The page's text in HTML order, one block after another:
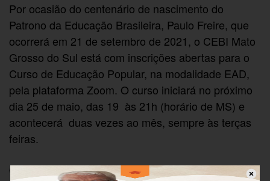
Por ocasião do centenário de nascimento do
Patrono da Educação Brasileira, Paulo Freire, que
ocorrerá em 21 de setembro de 2021, o CEBI Mato
Grosso do Sul está com inscrições abertas para o
Curso de Educação Popular, na modalidade EAD,
pela plataforma Zoom. O curso iniciará no próximo
dia 25 de maio, das 19 às 21h (horário de MS) e
acontecerá duas vezes ao mês, sempre às terças
feiras.
O curso abordará os seguintes conteúdos : o que é